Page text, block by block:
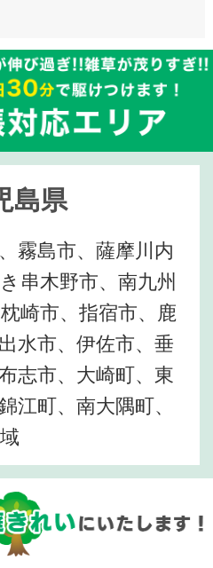
島県
霧島市、薩摩川内
串木野市、南九州
崎市、指宿市、鹿
水市、伊佐市、垂
志市、大崎町、東
江町、南大隅町、